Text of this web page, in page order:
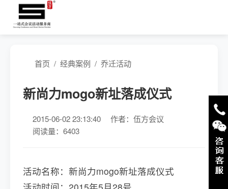
首页 / 经典案例 / 乔迁活动
新尚力mogo新址落成仪式
2015-06-02 23:13:40
作者：伍方会议
阅读量：6403
活动名称：新尚力mogo新址落成仪式